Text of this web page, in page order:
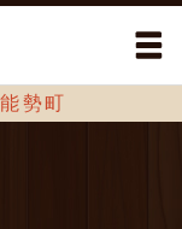
能勢町